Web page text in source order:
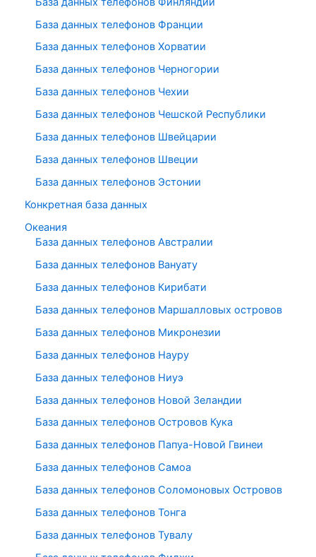
База данных телефонов Франции
База данных телефонов Хорватии
База данных телефонов Черногории
База данных телефонов Чехии
База данных телефонов Чешской Республики
База данных телефонов Швейцарии
База данных телефонов Швеции
База данных телефонов Эстонии
Конкретная база данных
Океания
База данных телефонов Австралии
База данных телефонов Вануату
База данных телефонов Кирибати
База данных телефонов Маршалловых островов
База данных телефонов Микронезии
База данных телефонов Науру
База данных телефонов Ниуэ
База данных телефонов Новой Зеландии
База данных телефонов Островов Кука
База данных телефонов Папуа-Новой Гвинеи
База данных телефонов Самоа
База данных телефонов Соломоновых Островов
База данных телефонов Тонга
База данных телефонов Тувалу